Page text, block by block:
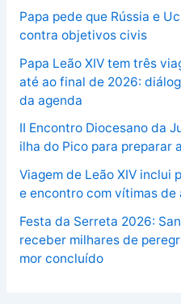
Papa pede que Rússia e
contra objetivos civis
Papa Leão XIV tem três
até ao final de 2026:
da agenda
II Encontro Diocesano da
ilha do Pico para preparar
Viagem de Leão XIV inclui
e encontro com vítimas de
Festa da Serreta 2026:
receber milhares de
mor concluído